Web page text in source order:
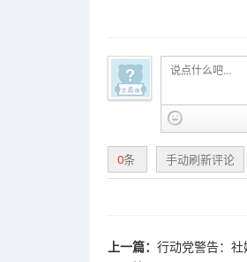
0条 手动刷新评论
上一篇： 行动党警告：社